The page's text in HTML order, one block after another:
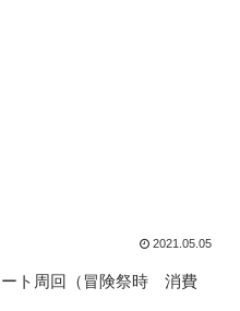
2021.05.05
ト周回（冒険祭時 消費